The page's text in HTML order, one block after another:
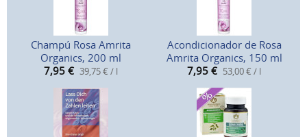
Champú Rosa Amrita
Organics, 200 ml
7,95 € 39,75 € / l
Acondicionador de Rosa
Amrita Organics, 150 ml
7,95 € 53,00 € / l